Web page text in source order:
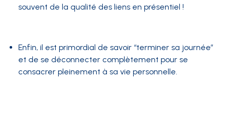
souvent de la qualité des liens en présentiel !
Enfin, il est primordial de savoir “terminer sa journée”
et de se déconnecter complètement pour se
consacrer pleinement à sa vie personnelle.